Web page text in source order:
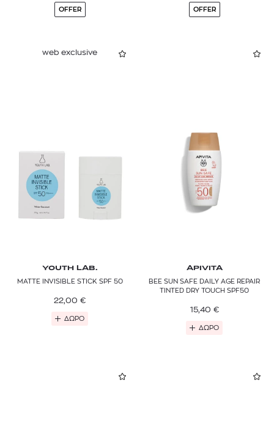
OFFER OFFER
web exclusive
YOUTH LAB.
MATTE INVISIBLE STICK SPF 50
22,00 €
ΔΩΡΟ
APIVITA
BEE SUN SAFE DAILY AGE REPAIR
TINTED DRY TOUCH SPF50
15,40 €
ΔΩΡΟ